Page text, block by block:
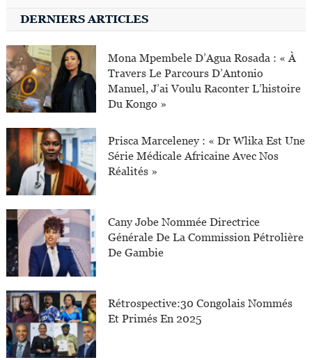
DERNIERS ARTICLES
Mona Mpembele D’Agua Rosada : « À
Travers Le Parcours D’Antonio
Manuel, J’ai Voulu Raconter L’histoire
Du Kongo »
Prisca Marceleney : « Dr Wlika Est Une
Série Médicale Africaine Avec Nos
Réalités »
Cany Jobe Nommée Directrice
Générale De La Commission Pétrolière
De Gambie
Rétrospective:30 Congolais Nommés
Et Primés En 2025